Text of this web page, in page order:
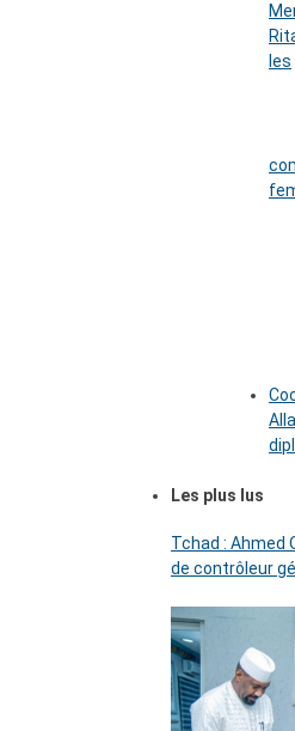
les
Les plus lus
Tchad : Ahmed
de contrôleur